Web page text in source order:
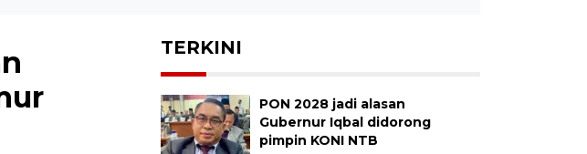
TERKINI
PON 2028 jadi alasan
Gubernur Iqbal didorong
pimpin KONI NTB